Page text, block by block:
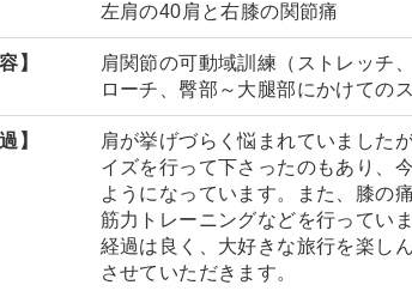
左肩の40肩と右膝の関節痛
】
肩関節の可動域訓練（ストレッチ
ローチ、臀部～大腿部にかけての
】
肩が挙げづらく悩まれていました
イズを行って下さったのもあり、
ようになっています。また、膝の
筋力トレーニングなどを行っていま
経過は良く、大好きな旅行を楽し
させていただきます。